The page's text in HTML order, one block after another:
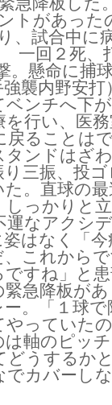
トがあった
、試合中に
回２死、
。懸命に捕
襲内野安
ンチへ下
行い、医
ることは
タンドは
三振、投
。直球の
しっかりと
運なアク
はなく「
これから
ですね」
急降板が
。「１球
っていた
は軸のピッ
どうするか
でカバーし